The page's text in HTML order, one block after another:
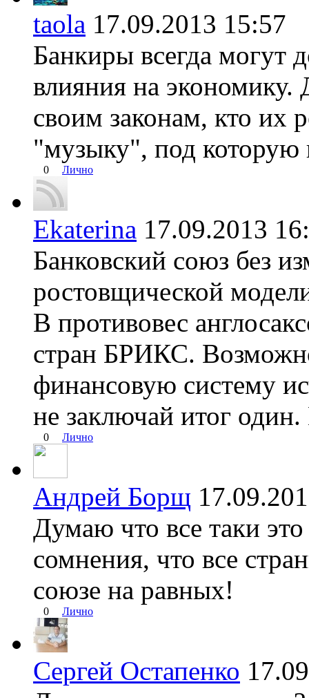
taola 17.09.2013
Банкиры всегда могут
влияния на
своим законам, кто их
"музыку", под которую
0 Лично
Ekaterina 17.09.2013
Банковский союз без
ростовщической
В противовес
стран БРИКС.
финансовую систему
не заключай итог
0 Лично
Андрей Борщ
Думаю что все таки
сомнения, что все
союзе на равных!
0 Лично
Сергей Остапенко